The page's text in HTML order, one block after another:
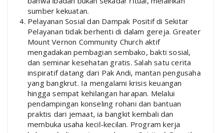
sumber kekuatan.
Pelayanan Sosial dan Dampak Positif di Sekitar
Pelayanan tidak berhenti di dalam gereja. Greater
Mount Vernon Community Church aktif
mengadakan pembagian sembako, bakti sosial,
dan seminar kesehatan gratis. Salah satu cerita
inspiratif datang dari Pak Andi, mantan pengusaha
yang bangkrut. Ia mengalami krisis keuangan
hingga sempat kehilangan harapan. Melalui
pendampingan konseling rohani dan bantuan
praktis dari jemaat, ia bangkit kembali dan
membuka usaha kecil-kecilan. Program kerja